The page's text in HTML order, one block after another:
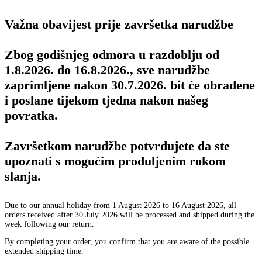
Važna obavijest prije završetka narudžbe
Zbog godišnjeg odmora u razdoblju od
1.8.2026. do 16.8.2026., sve narudžbe
zaprimljene nakon 30.7.2026. bit će obrađene
i poslane tijekom tjedna nakon našeg
povratka.
Završetkom narudžbe potvrđujete da ste
upoznati s mogućim produljenim rokom
slanja.
Due to our annual holiday from 1 August 2026 to 16 August 2026, all
orders received after 30 July 2026 will be processed and shipped during the
week following our return.
By completing your order, you confirm that you are aware of the possible
extended shipping time.